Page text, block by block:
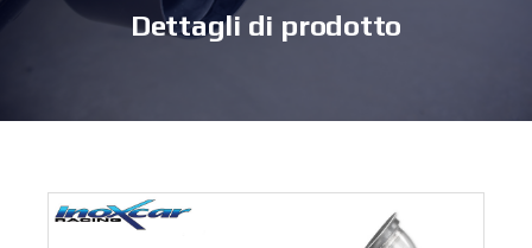
Dettagli di prodotto